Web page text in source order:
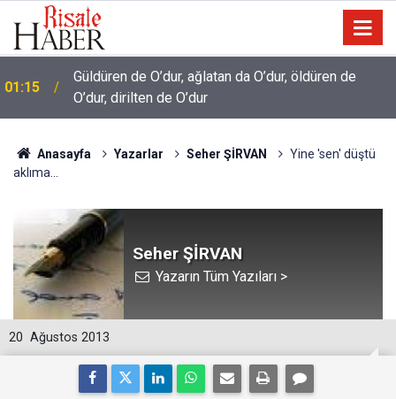
01:15
Güldüren de O’dur, ağlatan da O’dur, öldüren de
O’dur, dirilten de O’dur
Anasayfa Yazarlar Seher ŞİRVAN
Yine 'sen' düştü
aklıma...
Seher ŞİRVAN
Yazarın Tüm Yazıları >
20 Ağustos 2013